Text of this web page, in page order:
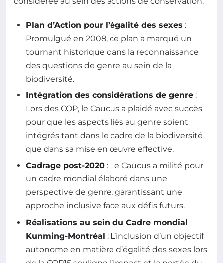
Plan d’Action pour l’égalité des sexes :
Promulgué en 2008, ce plan a marqué un
tournant historique dans la reconnaissance
des questions de genre au sein de la
biodiversité.
Intégration des considérations de genre :
Lors des COP, le Caucus a plaidé avec succès
pour que les aspects liés au genre soient
intégrés tant dans le cadre de la biodiversité
que dans sa mise en œuvre effective.
Cadrage post-2020 : Le Caucus a milité pour
un cadre mondial élaboré dans une
perspective de genre, garantissant une
approche inclusive face aux défis futurs.
Réalisations au sein du Cadre mondial
Kunming-Montréal : L’inclusion d’un objectif
autonome en matière d’égalité des sexes lors